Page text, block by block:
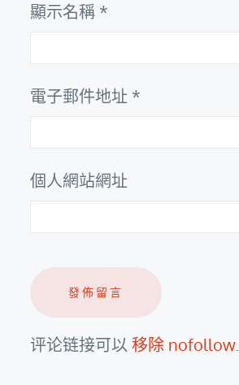
顯示名稱 *
電子郵件地址 *
個人網站網址
评论链接可以移除 nofollow.